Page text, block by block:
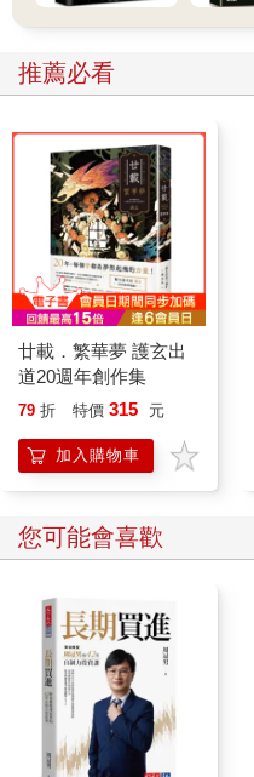
這就是重點所在。
也是枉然。
這裡我們再換個場景，假設我
我很不喜歡參加宴會，萬一
半時間我都在會場一角作壁上
放眼望去，會場內到處都是一
於是我便湊過去聽聽他們在聊
第一個小圈圈聚集了約莫五
我原本心想他果然不愧是人
「哎呀！ＯＯ，好久不見啦
「ＯＯＯ，幸會幸會。最近在
Y就這樣逐一向身旁的每個人
而被他搭話的人，個個都喜
Y只是順著對方說話的內容，
的？」、「好厲害喔！」而
話。
結果Y自己根本沒說什麼，卻
我又跑到別的小圈圈去瞧瞧。
這個圈圈裡有大名鼎鼎的H，
可是，這裡的氣氛卻顯得不太
這裡的互動結構，是H一個
H很能言善道，接二連三地端
聚集過來的人也都靜靜地聽他
但不久之後，人就一個接一
推薦必看
廿載．繁華夢 護玄出
道20週年創作集
79 折 特價 315 元
加入購物車
您可能會喜歡